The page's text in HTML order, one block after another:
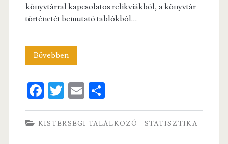
könyvtárral kapcsolatos relikviákból, a könyvtár
történetét bemutató tablókból…
BővebbenKönyvtári
és
élmények
az
Fa
ce
b
T
w
itt
E
m
ai
S
ha
re
KISTÉRSÉGI TALÁLKOZÓ STATISZTIKA